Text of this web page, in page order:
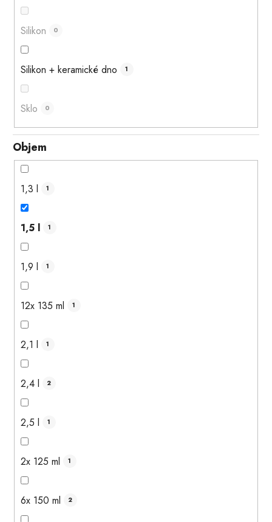
Silikon 0
Silikon + keramické dno 1
Sklo 0
Objem
1,3 l 1
1,5 l 1
1,9 l 1
12x 135 ml 1
2,1 l 1
2,4 l 2
2,5 l 1
2x 125 ml 1
6x 150 ml 2